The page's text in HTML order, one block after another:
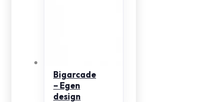
Bigarcade
– Egen
design